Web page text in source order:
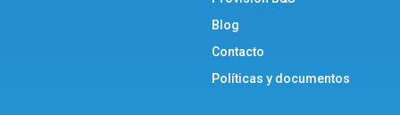
Blog
Contacto
Políticas y documentos